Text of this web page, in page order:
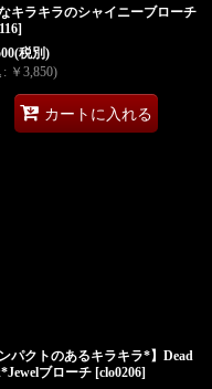
キラキラのシャイニーブローチ
]
(税別)
: ￥ 3,850)
カートに入れる
ンパクトのあるキラキラ*】Dead
ブローチ [clo0206]